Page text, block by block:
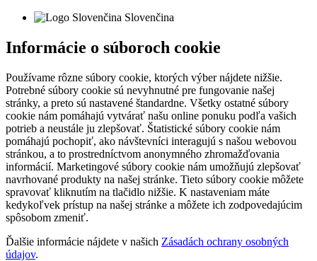
Slovenčina
Informácie o súboroch cookie
Používame rôzne súbory cookie, ktorých výber nájdete nižšie.
Potrebné súbory cookie sú nevyhnutné pre fungovanie našej
stránky, a preto sú nastavené štandardne. Všetky ostatné súbory
cookie nám pomáhajú vytvárať našu online ponuku podľa vašich
potrieb a neustále ju zlepšovať. Štatistické súbory cookie nám
pomáhajú pochopiť, ako návštevníci interagujú s našou webovou
stránkou, a to prostredníctvom anonymného zhromažďovania
informácií. Marketingové súbory cookie nám umožňujú zlepšovať
navrhované produkty na našej stránke. Tieto súbory cookie môžete
spravovať kliknutím na tlačidlo nižšie. K nastaveniam máte
kedykoľvek prístup na našej stránke a môžete ich zodpovedajúcim
spôsobom zmeniť.
Ďalšie informácie nájdete v našich Zásadách ochrany osobných
údajov.